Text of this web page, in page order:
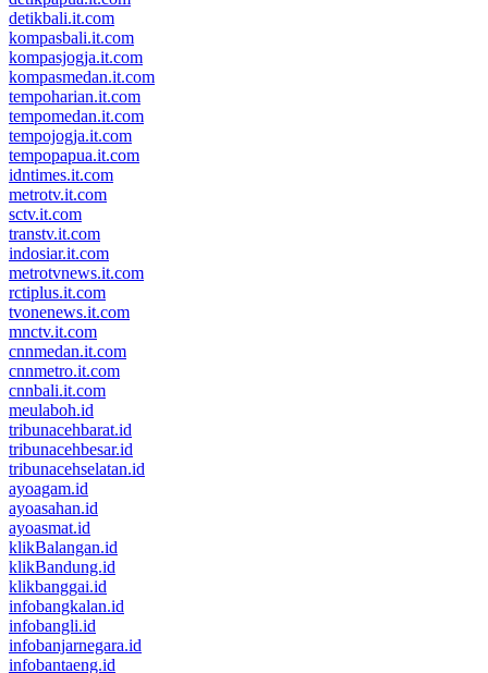
detikbali.it.com
kompasbali.it.com
kompasjogja.it.com
kompasmedan.it.com
tempoharian.it.com
tempomedan.it.com
tempojogja.it.com
tempopapua.it.com
idntimes.it.com
metrotv.it.com
sctv.it.com
transtv.it.com
indosiar.it.com
metrotvnews.it.com
rctiplus.it.com
tvonenews.it.com
mnctv.it.com
cnnmedan.it.com
cnnmetro.it.com
cnnbali.it.com
meulaboh.id
tribunacehbarat.id
tribunacehbesar.id
tribunacehselatan.id
ayoagam.id
ayoasahan.id
ayoasmat.id
klikBalangan.id
klikBandung.id
klikbanggai.id
infobangkalan.id
infobangli.id
infobanjarnegara.id
infobantaeng.id